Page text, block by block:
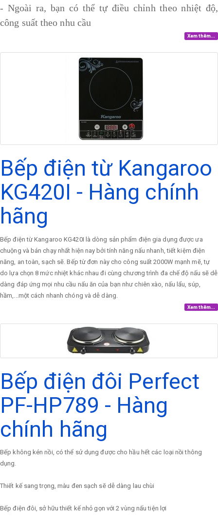
- Ngoài ra, bạn có thể tự điều chỉnh theo nhiệt độ,
công suất theo nhu cầu
Xem thêm...
Bếp điện từ Kangaroo
KG420I - Hàng chính
hãng
Bếp điện từ Kangaroo KG420I là dòng sản phẩm điện gia dụng được ưa
chuộng và bán chạy nhất hiện nay bởi tính năng nấu nhanh, tiết kiệm điện
năng, an toàn, sạch sẽ. Bếp từ đơn này cho công suất 2000W mạnh mẽ, tự
do lựa chọn 8 mức nhiệt khác nhau đi cùng chương trình đa chế độ nấu sẽ dễ
dàng đáp ứng mọi nhu cầu nấu ăn của bạn như chiên xào, nấu lẩu, súp,
hầm,...một cách nhanh chóng và dễ dàng.
Xem thêm...
Bếp điện đôi Perfect
PF-HP789 - Hàng
chính hãng
Bếp không kén nồi, có thể sử dụng được cho hầu hết các loại nồi thông
dụng.
Thiết kế sang trọng, màu đen sạch sẽ dễ dàng lau chùi
Bếp điện đôi, sở hữu thiết kế nhỏ gọn với 2 vùng nấu tiện lợi